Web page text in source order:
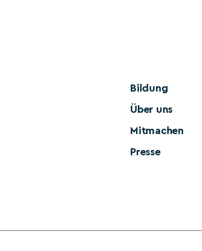
Bildung
Über uns
Mitmachen
Presse